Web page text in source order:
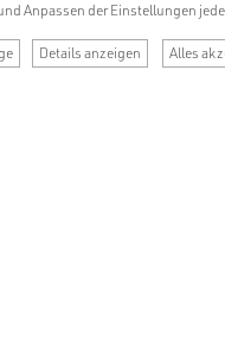
Anpassen der Einstellungen
Details anzeigen Alles